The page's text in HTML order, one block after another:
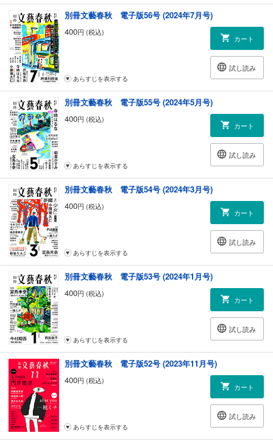
太田愛「ヨハネたちの冠」
親友・沙由未の身に何が……。未成熟な日本の性教育が引き起こした悲
しみに、少女たちは天を仰いだ
門井慶喜「天下の値段 享保のデリバティブ」
堂島に乗り込んできた江戸商人の前に立ちはだかる大坂勢。ついに始ま
った夏相場、決着はここで付ける！
一穂ミチ「アフター・ユー」
沙都子の衝撃の告白に、青吾は慄く。さらに夫・波留彦と関わりの深い
歴史民俗資料館に向かうと彼女は言って
夢枕獏「ダライ・ラマの密使」
ドルマがホームズたちに合流する前に渡された紙の束。それはドゥルナ
クパたちの“本気”が記された手紙らしいが
【別冊文藝春秋電子版は、今号をもちまして、最終号となります。これ
までのご愛読に改めて感謝を申し上げます。
そして今後は、引き続きWEB別冊文藝春秋にて、小説、エッセイ、イン
タビューなどをお届けしてまいります。
今後とも応援よろしくお願いいたします。】
別冊文藝春秋 電子版56号 (2024年7月号)
400円 (税込)
カート
試し読み
あらすじを表示する
別冊文藝春秋 電子版55号 (2024年5月号)
400円 (税込)
カート
試し読み
あらすじを表示する
別冊文藝春秋 電子版54号 (2024年3月号)
400円 (税込)
カート
試し読み
あらすじを表示する
別冊文藝春秋 電子版53号 (2024年1月号)
400円 (税込)
カート
試し読み
あらすじを表示する
別冊文藝春秋 電子版52号 (2023年11月号)
400円 (税込)
カート
試し読み
あらすじを表示する